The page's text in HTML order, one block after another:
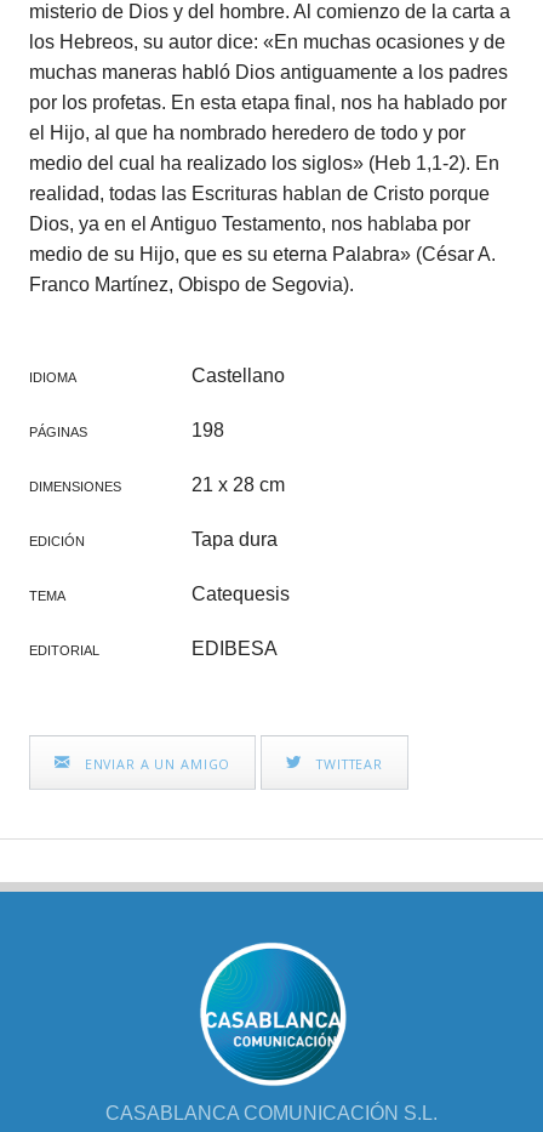
misterio de Dios y del hombre. Al comienzo de la carta a
los Hebreos, su autor dice: «En muchas ocasiones y de
muchas maneras habló Dios antiguamente a los padres
por los profetas. En esta etapa final, nos ha hablado por
el Hijo, al que ha nombrado heredero de todo y por
medio del cual ha realizado los siglos» (Heb 1,1-2). En
realidad, todas las Escrituras hablan de Cristo porque
Dios, ya en el Antiguo Testamento, nos hablaba por
medio de su Hijo, que es su eterna Palabra» (César A.
Franco Martínez, Obispo de Segovia).
IDIOMA Castellano
PÁGINAS 198
DIMENSIONES 21 x 28 cm
EDICIÓN Tapa dura
TEMA Catequesis
EDITORIAL EDIBESA
ENVIAR A UN AMIGO TWITTEAR
CASABLANCA COMUNICACIÓN S.L.